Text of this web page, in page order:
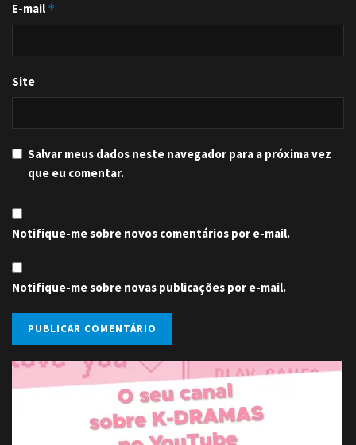
E-mail *
Site
Salvar meus dados neste navegador para a próxima vez
que eu comentar.
Notifique-me sobre novos comentários por e-mail.
Notifique-me sobre novas publicações por e-mail.